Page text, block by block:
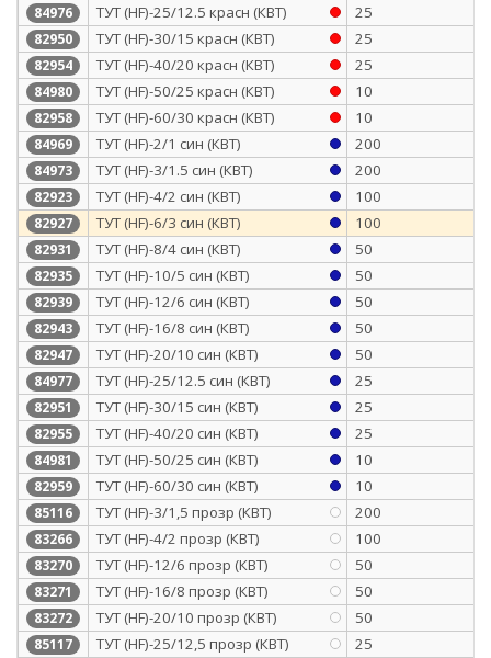
84976 ТУТ (HF)-25/12.5 красн (КВТ) 25
82950 ТУТ (HF)-30/15 красн (КВТ) 25
82954 ТУТ (HF)-40/20 красн (КВТ) 25
84980 ТУТ (HF)-50/25 красн (КВТ) 10
82958 ТУТ (HF)-60/30 красн (КВТ) 10
84969 ТУТ (HF)-2/1 син (КВТ) 200
84973 ТУТ (HF)-3/1.5 син (КВТ) 200
82923 ТУТ (HF)-4/2 син (КВТ) 100
82927 ТУТ (HF)-6/3 син (КВТ) 100
82931 ТУТ (HF)-8/4 син (КВТ) 50
82935 ТУТ (HF)-10/5 син (КВТ) 50
82939 ТУТ (HF)-12/6 син (КВТ) 50
82943 ТУТ (HF)-16/8 син (КВТ) 50
82947 ТУТ (HF)-20/10 син (КВТ) 50
84977 ТУТ (HF)-25/12.5 син (КВТ) 25
82951 ТУТ (HF)-30/15 син (КВТ) 25
82955 ТУТ (HF)-40/20 син (КВТ) 25
84981 ТУТ (HF)-50/25 син (КВТ) 10
82959 ТУТ (HF)-60/30 син (КВТ) 10
85116 ТУТ (HF)-3/1,5 прозр (КВТ) 200
83266 ТУТ (HF)-4/2 прозр (КВТ) 100
83270 ТУТ (HF)-12/6 прозр (КВТ) 50
83271 ТУТ (HF)-16/8 прозр (КВТ) 50
83272 ТУТ (HF)-20/10 прозр (КВТ) 50
85117 ТУТ (HF)-25/12,5 прозр (КВТ) 25